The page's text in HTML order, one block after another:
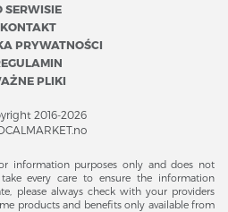
SERWISIE
KONTAKT
PRYWATNOŚCI
PLIKI
2016-2026
information purposes only and does not
every care to ensure the information
please always check with your providers
products and benefits only available from